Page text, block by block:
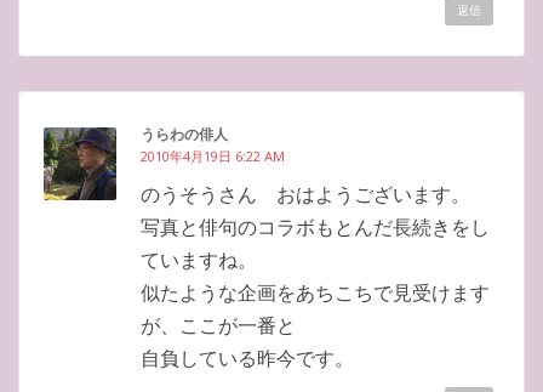
返信
うらわの俳人
2010年4月19日 6:22 AM
のうそうさん おはようございます。
写真と俳句のコラボもとんだ長続きをし
ていますね。
似たような企画をあちこちで見受けます
が、ここが一番と
自負している昨今です。